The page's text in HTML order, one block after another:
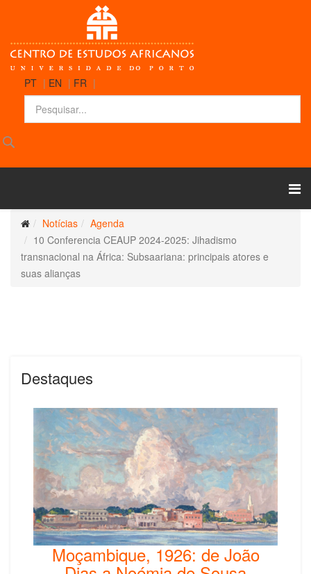
PT | EN | FR |
Notícias
Agenda
10 Conferencia CEAUP 2024-2025: Jihadismo
transnacional na África: Subsaariana: principais atores e
suas alianças
Destaques
Moçambique, 1926: de João